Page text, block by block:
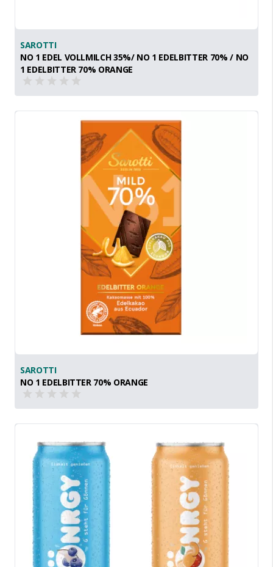
SAROTTI
NO 1 EDEL VOLLMILCH 35%/ NO 1 EDELBITTER 70% / NO
1 EDELBITTER 70% ORANGE
SAROTTI
NO 1 EDELBITTER 70% ORANGE